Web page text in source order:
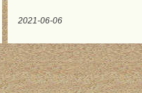
2021-06-06